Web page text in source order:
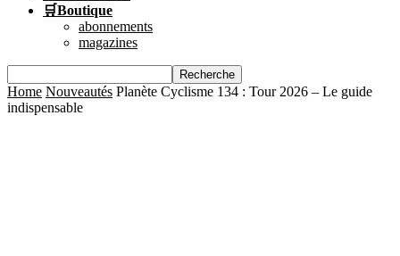
🛒Boutique
abonnements
magazines
Home Nouveautés Planète Cyclisme 134 : Tour 2026 – Le guide
indispensable